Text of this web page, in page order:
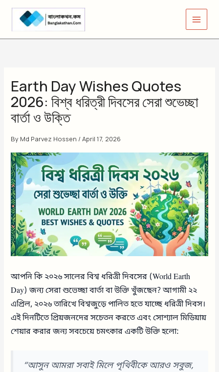
Skip
content
Earth Day Wishes Quotes
2026: বিশ্ব ধরিত্রী দিবসের সেরা শুভেচ্ছা
বার্তা ও উক্তি
By Md Parvez Hossen /April 17, 2026
আপনি কি ২০২৬ সালের বিশ্ব ধরিত্রী দিবসের (World Earth
Day) জন্য সেরা শুভেচ্ছা বার্তা বা উক্তি খুঁজছেন? আগামী ২২
এপ্রিল, ২০২৬ তারিখে বিশ্বজুড়ে পালিত হতে যাচ্ছে ধরিত্রী দিবস।
এই দিনটিতে প্রিয়জনদের সচেতন করতে এবং সোশ্যাল মিডিয়ায়
শেয়ার করার জন্য সবচেয়ে চমৎকার একটি উক্তি হলো:
“আসুন আমরা সবাই মিলে পৃথিবীকে আরও সবুজ,